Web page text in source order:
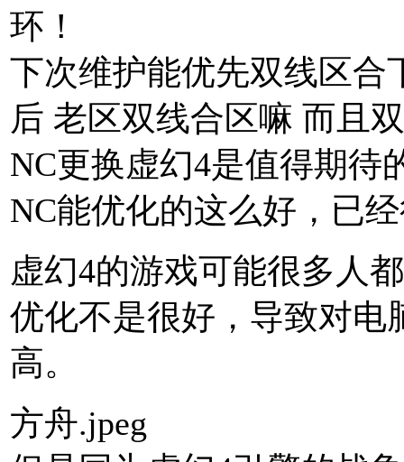
环！
下次维护能优先双线区合
后 老区双线合区嘛 而且
NC更换虚幻4是值得期待
NC能优化的这么好，已
虚幻4的游戏可能很多人
优化不是很好，导致对电
高。
方舟.jpeg